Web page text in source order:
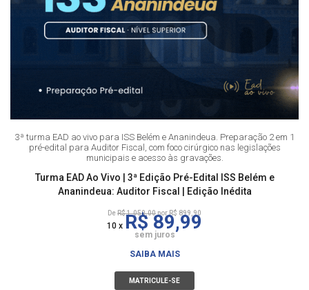
3ª turma EAD ao vivo para ISS Belém e Ananindeua. Preparação 2 em 1
pré-edital para Auditor Fiscal, com foco cirúrgico nas legislações
municipais e acesso às gravações.
Turma EAD Ao Vivo | 3ª Edição Pré-Edital ISS Belém e
Ananindeua: Auditor Fiscal | Edição Inédita
DeR$ 1.050,00 por R$ 899,90
10 x R$ 89,99
sem juros
SAIBA MAIS
MATRICULE-SE